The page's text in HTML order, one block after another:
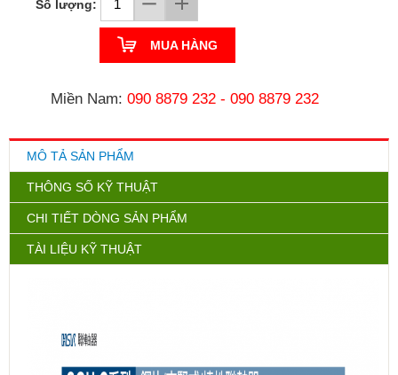
Số lượng:
MUA HÀNG
Miền Nam: 090 8879 232 - 090 8879 232
MÔ TẢ SẢN PHẨM
THÔNG SỐ KỸ THUẬT
CHI TIẾT DÒNG SẢN PHẨM
TÀI LIỆU KỸ THUẬT